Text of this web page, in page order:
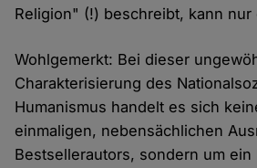
Religion" (!) beschreibt, kann nur
Wohlgemerkt: Bei dieser
Charakterisierung des
Humanismus handelt es sich
einmaligen, nebensächlichen
Bestsellerautors, sondern um ein